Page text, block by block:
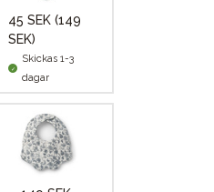
45 SEK (149
SEK)
Skickas 1-3
dagar